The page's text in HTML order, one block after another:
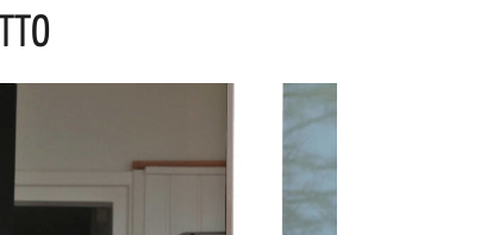
TANTA BUONA MUSICA E DIVERTIMENTO. I DETTAGLI DELL’EVENTO